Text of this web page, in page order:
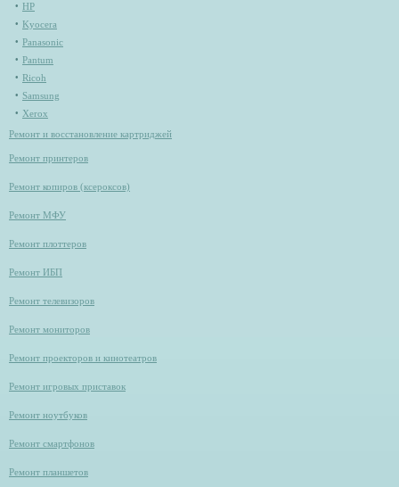
HP
Kyocera
Panasonic
Pantum
Ricoh
Samsung
Xerox
Ремонт и восстановление картриджей
Ремонт принтеров
Ремонт копиров (ксероксов)
Ремонт МФУ
Ремонт плоттеров
Ремонт ИБП
Ремонт телевизоров
Ремонт мониторов
Ремонт проекторов и кинотеатров
Ремонт игровых приставок
Ремонт ноутбуков
Ремонт смартфонов
Ремонт планшетов